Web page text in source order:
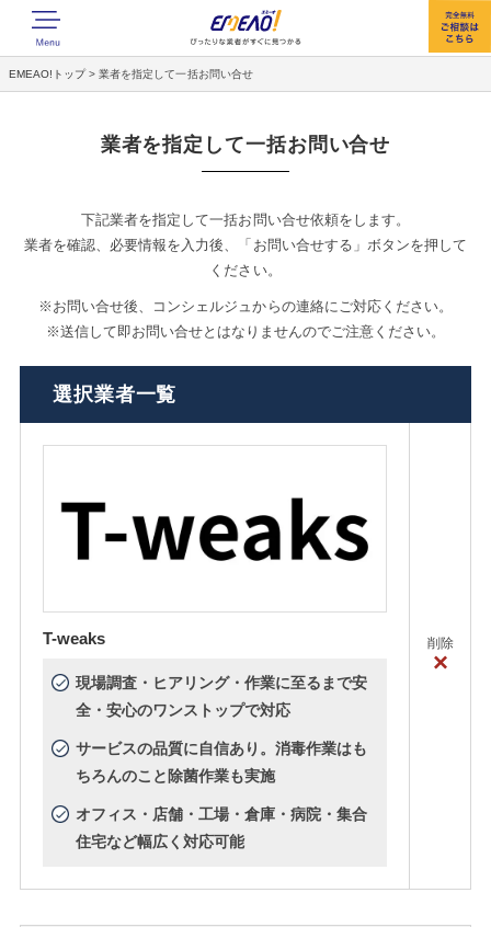
EMEAO!トップ>業者を指定して一括お問い合せ
業者を指定して一括お問い合せ
下記業者を指定して一括お問い合せ依頼をします。
業者を確認、必要情報を入力後、「お問い合せする」ボタンを押して
ください。
※お問い合せ後、コンシェルジュからの連絡にご対応ください。
※送信して即お問い合せとはなりませんのでご注意ください。
選択業者一覧
T-weaks
現場調査・ヒアリング・作業に至るまで安
全・安心のワンストップで対応
サービスの品質に自信あり。消毒作業はも
ちろんのこと除菌作業も実施
オフィス・店舗・工場・倉庫・病院・集合
住宅など幅広く対応可能
削除
×